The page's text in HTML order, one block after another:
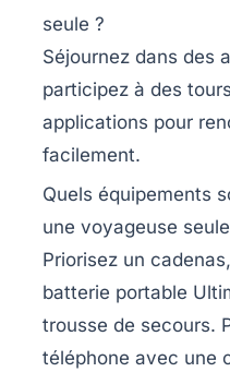
seule ?
Séjournez dans des
participez à des
applications pour
facilement.
Quels équipements
une voyageuse
Priorisez un
batterie portable
trousse de secours.
téléphone avec une